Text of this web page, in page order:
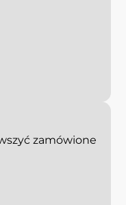
zamówione